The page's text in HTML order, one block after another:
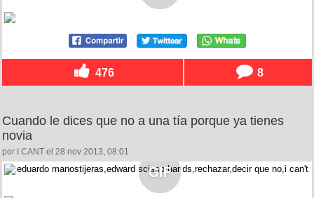
476 8
Cuando le dices que no a una tía porque ya tienes
novia
por I CANT el 28 nov 2013, 08:01